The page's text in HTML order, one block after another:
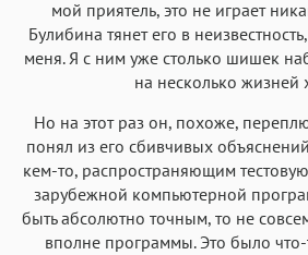
мой приятель, это не играет
Булибина тянет его в
меня. Я с ним уже столько шишек
на несколько жизней
Но на этот раз он, похоже,
понял из его сбивчивых
кем-то, распространяющим
зарубежной компьютерной
быть абсолютно точным, то не
вполне программы. Это было